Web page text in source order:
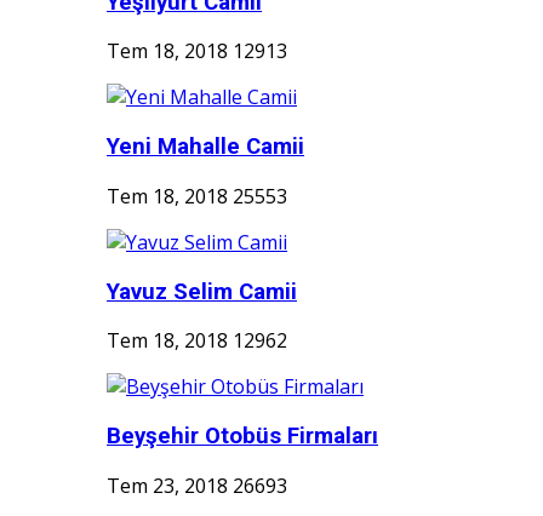
Tem 18, 2018 12913
Yeni Mahalle Camii
Tem 18, 2018 25553
Yavuz Selim Camii
Tem 18, 2018 12962
Beyşehir Otobüs Firmaları
Tem 23, 2018 26693